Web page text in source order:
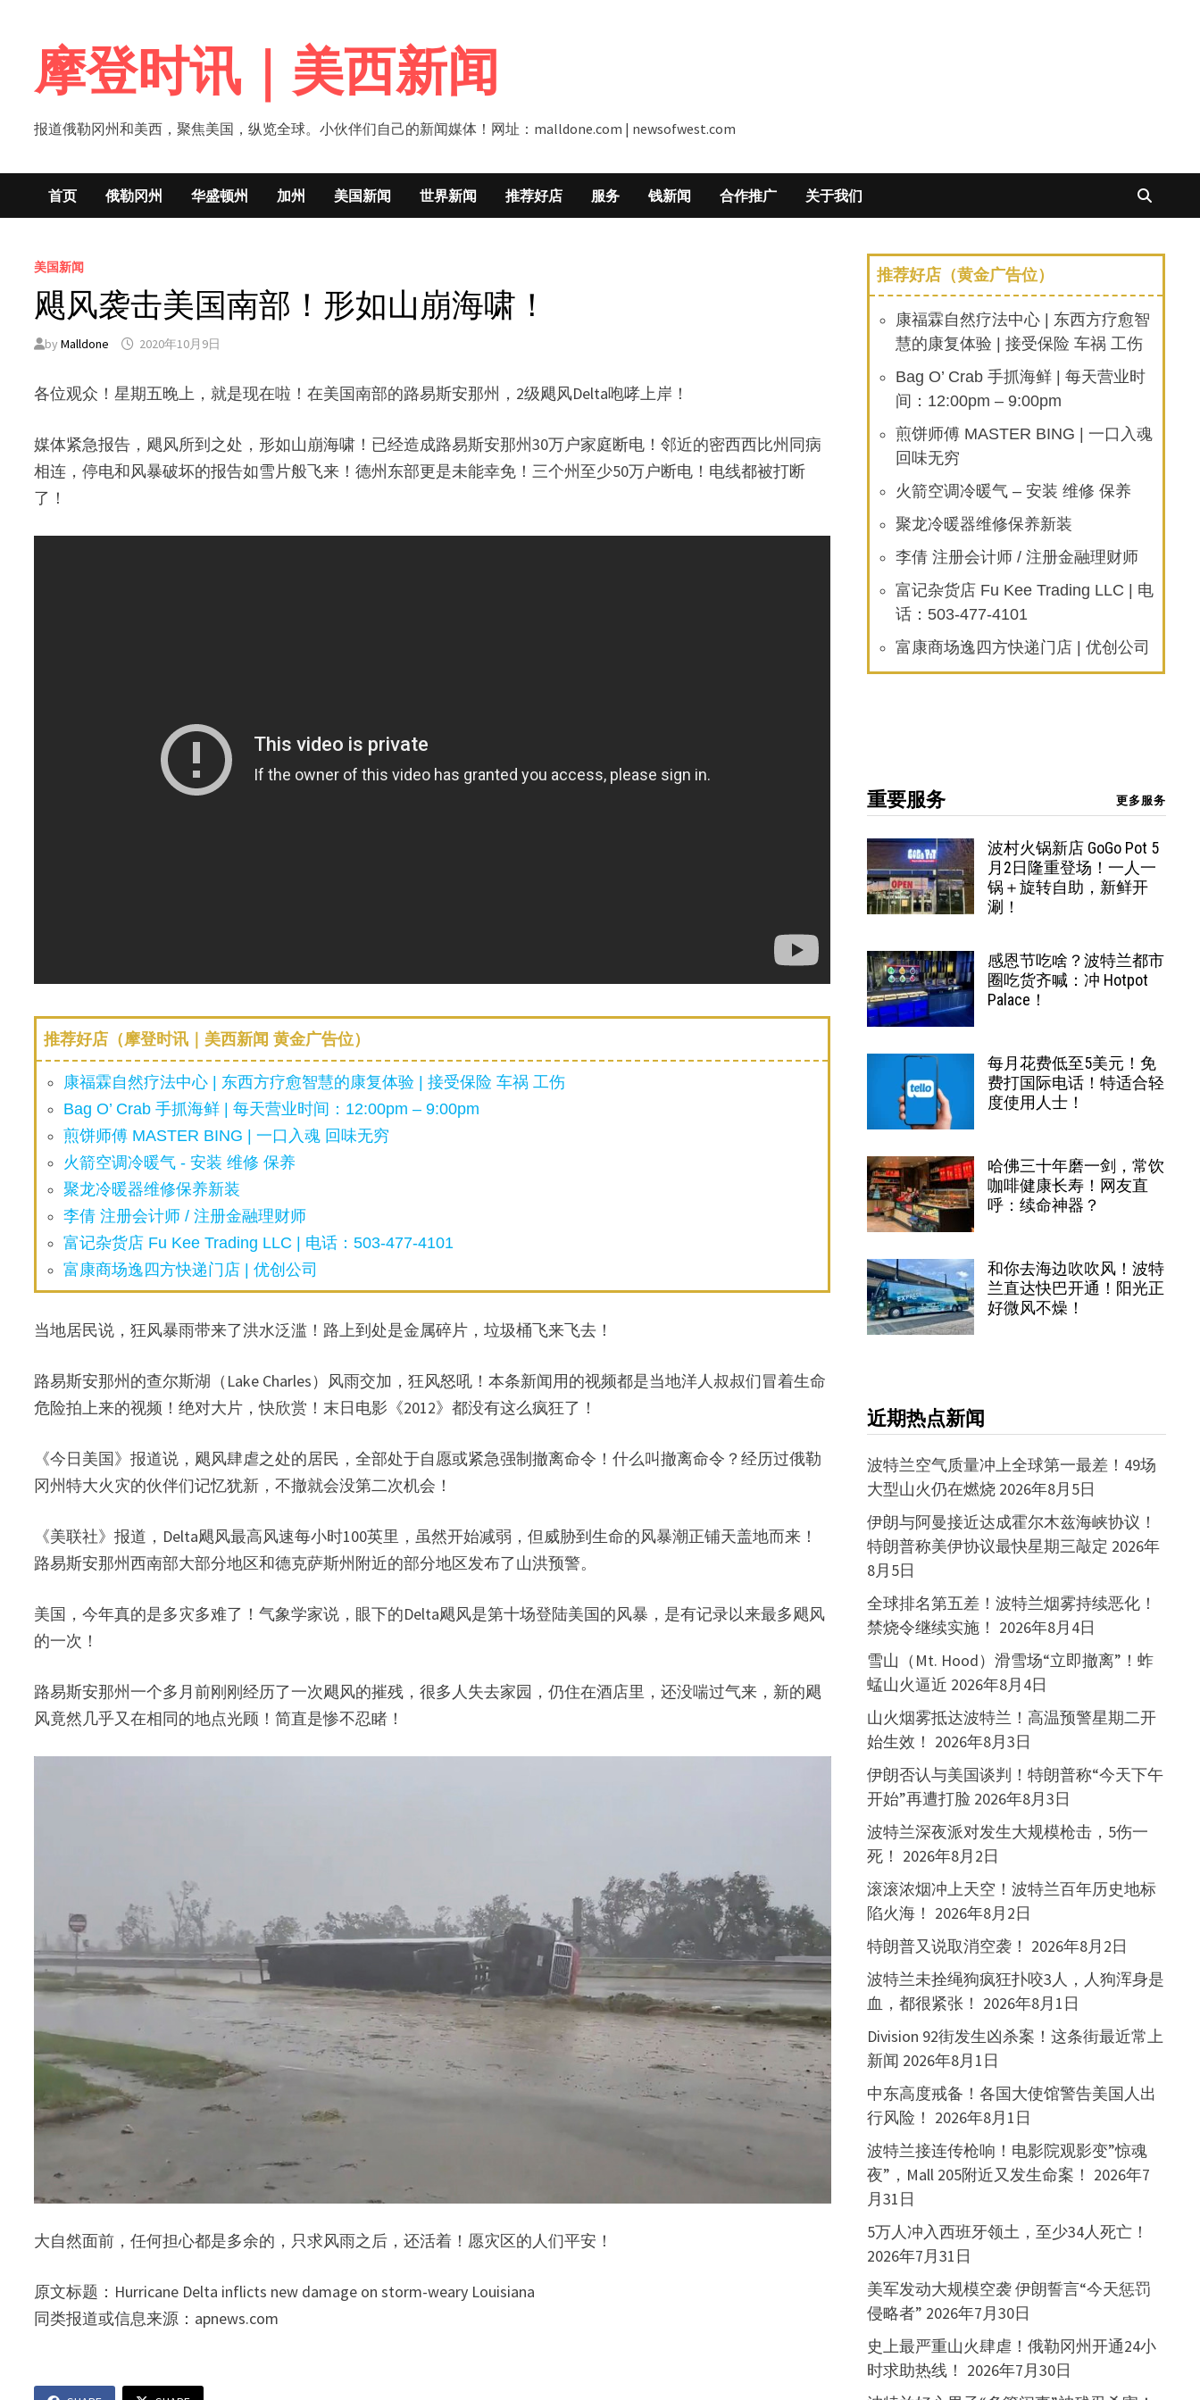
content摩登时讯｜美西新闻
报道俄勒冈州和美西，聚焦美国，纵览全球。小伙伴们自己的新闻媒体！网址：malldone.com | newsofwest.com
首页 俄勒冈州 华盛顿州 加州 美国新闻 世界新闻 推荐好店 服务 钱新闻 合作推广 关于我们
美国新闻
飓风袭击美国南部！形如山崩海啸！
byMalldone 2020年10月9日
各位观众！星期五晚上，就是现在啦！在美国南部的路易斯安那州，2级飓风Delta咆哮上岸！
媒体紧急报告，飓风所到之处，形如山崩海啸！已经造成路易斯安那州30万户家庭断电！邻近的密西西比州同病
相连，停电和风暴破坏的报告如雪片般飞来！德州东部更是未能幸免！三个州至少50万户断电！电线都被打断
了！
推荐好店（摩登时讯｜美西新闻 黄金广告位）
康福霖自然疗法中心 | 东西方疗愈智慧的康复体验 | 接受保险 车祸 工伤
Bag O’ Crab 手抓海鲜 | 每天营业时间：12:00pm – 9:00pm
煎饼师傅 MASTER BING | 一口入魂 回味无穷
火箭空调冷暖气 - 安装 维修 保养
聚龙冷暖器维修保养新装
李倩 注册会计师 / 注册金融理财师
富记杂货店 Fu Kee Trading LLC | 电话：503-477-4101
富康商场逸四方快递门店 | 优创公司
当地居民说，狂风暴雨带来了洪水泛滥！路上到处是金属碎片，垃圾桶飞来飞去！
路易斯安那州的查尔斯湖（Lake Charles）风雨交加，狂风怒吼！本条新闻用的视频都是当地洋人叔叔们冒着生命
危险拍上来的视频！绝对大片，快欣赏！末日电影《2012》都没有这么疯狂了！
《今日美国》报道说，飓风肆虐之处的居民，全部处于自愿或紧急强制撤离命令！什么叫撤离命令？经历过俄勒
冈州特大火灾的伙伴们记忆犹新，不撤就会没第二次机会！
《美联社》报道，Delta飓风最高风速每小时100英里，虽然开始减弱，但威胁到生命的风暴潮正铺天盖地而来！
路易斯安那州西南部大部分地区和德克萨斯州附近的部分地区发布了山洪预警。
美国，今年真的是多灾多难了！气象学家说，眼下的Delta飓风是第十场登陆美国的风暴，是有记录以来最多飓风
的一次！
路易斯安那州一个多月前刚刚经历了一次飓风的摧残，很多人失去家园，仍住在酒店里，还没喘过气来，新的飓
风竟然几乎又在相同的地点光顾！简直是惨不忍睹！
大自然面前，任何担心都是多余的，只求风雨之后，还活着！愿灾区的人们平安！
原文标题：Hurricane Delta inflicts new damage on storm-weary Louisiana
同类报道或信息来源：apnews.com
推荐好店（黄金广告位）
康福霖自然疗法中心 | 东西方疗愈智
慧的康复体验 | 接受保险 车祸 工伤
Bag O’ Crab 手抓海鲜 | 每天营业时
间：12:00pm – 9:00pm
煎饼师傅 MASTER BING | 一口入魂
回味无穷
火箭空调冷暖气 – 安装 维修 保养
聚龙冷暖器维修保养新装
李倩 注册会计师 / 注册金融理财师
富记杂货店 Fu Kee Trading LLC | 电
话：503-477-4101
富康商场逸四方快递门店 | 优创公司
重要服务 更多服务
波村火锅新店 GoGo Pot 5
月2日隆重登场！一人一
锅＋旋转自助，新鲜开
涮！
感恩节吃啥？波特兰都市
圈吃货齐喊：冲 Hotpot
Palace！
每月花费低至5美元！免
费打国际电话！特适合轻
度使用人士！
哈佛三十年磨一剑，常饮
咖啡健康长寿！网友直
呼：续命神器？
和你去海边吹吹风！波特
兰直达快巴开通！阳光正
好微风不燥！
近期热点新闻
波特兰空气质量冲上全球第一最差！49场
大型山火仍在燃烧 2026年8月5日
伊朗与阿曼接近达成霍尔木兹海峡协议！
特朗普称美伊协议最快星期三敲定 2026年
8月5日
全球排名第五差！波特兰烟雾持续恶化！
禁烧令继续实施！ 2026年8月4日
雪山（Mt. Hood）滑雪场“立即撤离”！蚱
蜢山火逼近 2026年8月4日
山火烟雾抵达波特兰！高温预警星期二开
始生效！ 2026年8月3日
伊朗否认与美国谈判！特朗普称“今天下午
开始”再遭打脸 2026年8月3日
波特兰深夜派对发生大规模枪击，5伤一
死！ 2026年8月2日
滚滚浓烟冲上天空！波特兰百年历史地标
陷火海！ 2026年8月2日
特朗普又说取消空袭！ 2026年8月2日
波特兰未拴绳狗疯狂扑咬3人，人狗浑身是
血，都很紧张！ 2026年8月1日
Division 92街发生凶杀案！这条街最近常上
新闻 2026年8月1日
中东高度戒备！各国大使馆警告美国人出
行风险！ 2026年8月1日
波特兰接连传枪响！电影院观影变”惊魂
夜”，Mall 205附近又发生命案！ 2026年7
月31日
5万人冲入西班牙领土，至少34人死亡！
2026年7月31日
美军发动大规模空袭 伊朗誓言“今天惩罚
侵略者” 2026年7月30日
史上最严重山火肆虐！俄勒冈州开通24小
时求助热线！ 2026年7月30日